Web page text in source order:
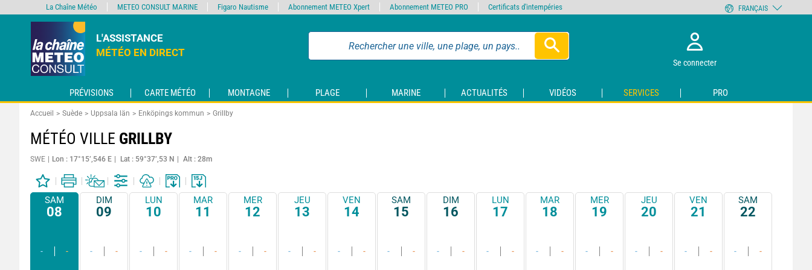
L'ASSISTANCE
MÉTÉO EN DIRECT
Se connecter
PRÉVISIONS CARTE MÉTÉO MONTAGNE PLAGE MARINE ACTUALITÉS VIDÉOS SERVICES PRO
Accueil Suède Uppsala län Enköpings kommun Grillby
MÉTÉO VILLE GRILLBY
SWE Lon : 17°15’,546 E Lat : 59°37’,53 N Alt : 28m
SAM
08
- -
DIM
09
- -
LUN
10
- -
MAR
11
- -
MER
12
- -
JEU
13
- -
VEN
14
- -
SAM
15
- -
DIM
16
- -
LUN
17
- -
MAR
18
- -
MER
19
- -
JEU
20
- -
VEN
21
- -
SAM
22
- -
La Chaîne Météo METEO CONSULT MARINE Figaro Nautisme Abonnement METEO Xpert Abonnement METEO PRO Certificats d'intempéries FRANÇAIS